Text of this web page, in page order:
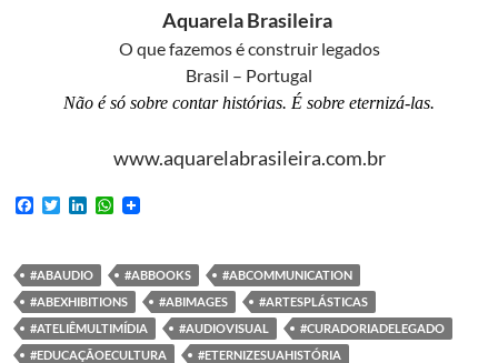
Aquarela Brasileira
O que fazemos é construir legados
Brasil – Portugal
Não é só sobre contar histórias. É sobre eternizá-las.
www.aquarelabrasileira.com.br
F
b
o
o
k
T
t
e
r
e
d
I
n
W
s
A
p
p
#ABAUDIO #ABBOOKS
#ABCOMMUNICATION
#ABEXHIBITIONS
#ABIMAGES
#ARTESPLÁSTICAS
#ATELIÊMULTIMÍDIA
#AUDIOVISUAL
#CURADORIADELEGADO
#EDUCAÇÃOECULTURA
#ETERNIZESUAHISTÓRIA